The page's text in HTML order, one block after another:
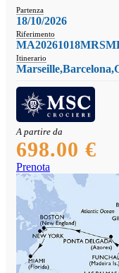
Partenza
18/10/2026
Riferimento
Itinerario
A partire da
698.00 €
Prenota